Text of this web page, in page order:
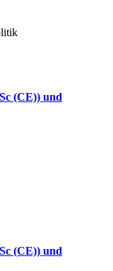
(CE)) und
(CE)) und